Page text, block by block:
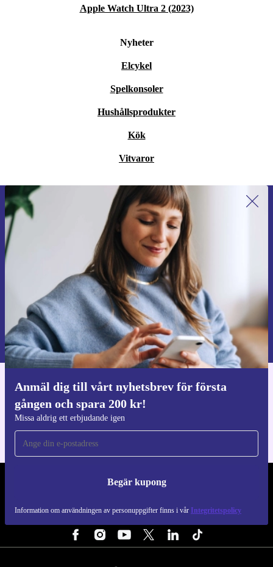
Apple Watch Ultra 2 (2023)
Nyheter
Elcykel
Spelkonsoler
Hushållsprodukter
Kök
Vitvaror
Anmäl dig till vårt nyhetsbrev för första
gången och spara 200 kr!
Missa aldrig ett erbjudande igen
Begär kupong
Information om användningen av personuppgifter finns i vår Integritetspolicy
Anmäl dig till vårt nyhetsbrev för
första gången och spara 200 kr!
Missa aldrig ett erbjudande igen.
Begär kupong
Information om användningen av personuppgifter finns i vår
Integritetspolicy
Ladda ner refurbed appen
För iOS och Android
REFURBED SVERIGE - RETHINK NEW.
FÖLJ OSS